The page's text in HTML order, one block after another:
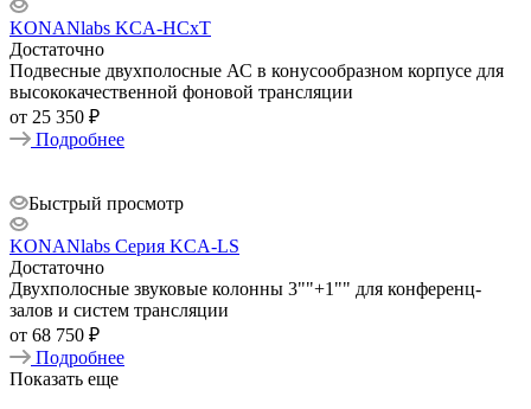
KONANlabs KCA-HCxT
Достаточно
Подвесные двухполосные АС в конусообразном корпусе для
высококачественной фоновой трансляции
от 25 350 ₽
Подробнее
Быстрый просмотр
KONANlabs Серия KCA-LS
Достаточно
Двухполосные звуковые колонны 3""+1"" для конференц-
залов и систем трансляции
от 68 750 ₽
Подробнее
Показать еще